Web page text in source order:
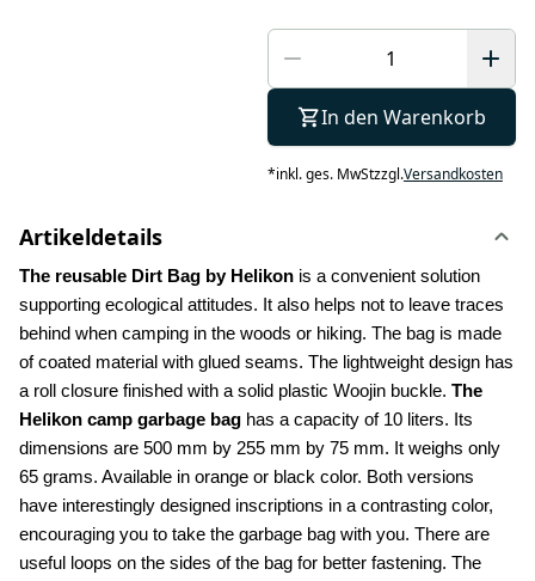
In den Warenkorb
*inkl. ges. MwStzzgl.Versandkosten
Artikeldetails
The reusable Dirt Bag by Helikon is a convenient solution
supporting ecological attitudes. It also helps not to leave traces
behind when camping in the woods or hiking. The bag is made
of coated material with glued seams. The lightweight design has
a roll closure finished with a solid plastic Woojin buckle. The
Helikon camp garbage bag has a capacity of 10 liters. Its
dimensions are 500 mm by 255 mm by 75 mm. It weighs only
65 grams. Available in orange or black color. Both versions
have interestingly designed inscriptions in a contrasting color,
encouraging you to take the garbage bag with you. There are
useful loops on the sides of the bag for better fastening. The